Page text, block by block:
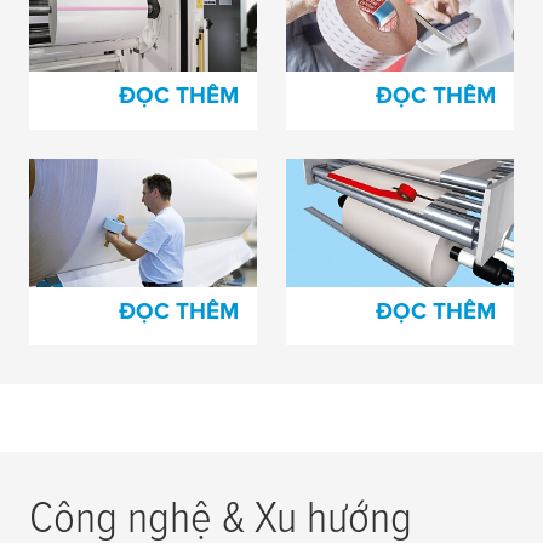
cho các vật liệu dạng
phim
ĐỌC THÊM
cho ngành in giấy
ĐỌC THÊM
Băng keo nối chịu lực
đẩy dùng cho sản
xuất giấy
ĐỌC THÊM
Băng keo nối dùng
cho sản xuất bìa các
tông gợn sóng
ĐỌC THÊM
Công nghệ & Xu hướng